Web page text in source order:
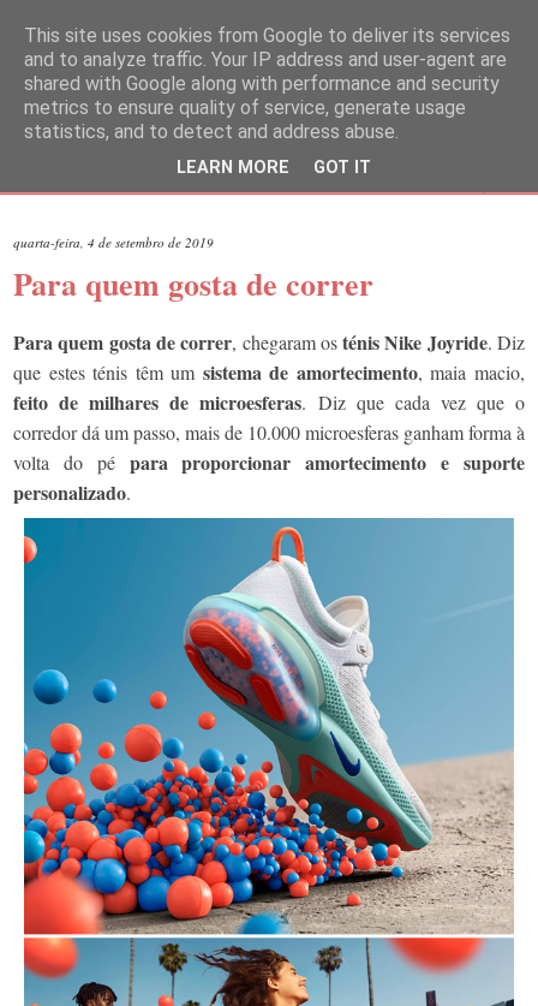
quarta-feira, 4 de setembro de 2019
Para quem gosta de correr
Para quem gosta de correr, chegaram osténis Nike Joyride. Diz
que estes ténis têm um sistema de amortecimento, maia macio,
feito de milhares de microesferas. Diz que cada vez que o
corredor dá um passo, mais de 10.000 microesferas ganham forma à
volta do pépara proporcionar amortecimento e suporte
personalizado.
This site uses cookies from Google to deliver its services
and to analyze traffic. Your IP address and user-agent are
shared with Google along with performance and security
metrics to ensure quality of service, generate usage
statistics, and to detect and address abuse.
LEARN MORE GOT IT